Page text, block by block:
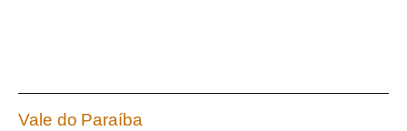
Vale do Paraíba